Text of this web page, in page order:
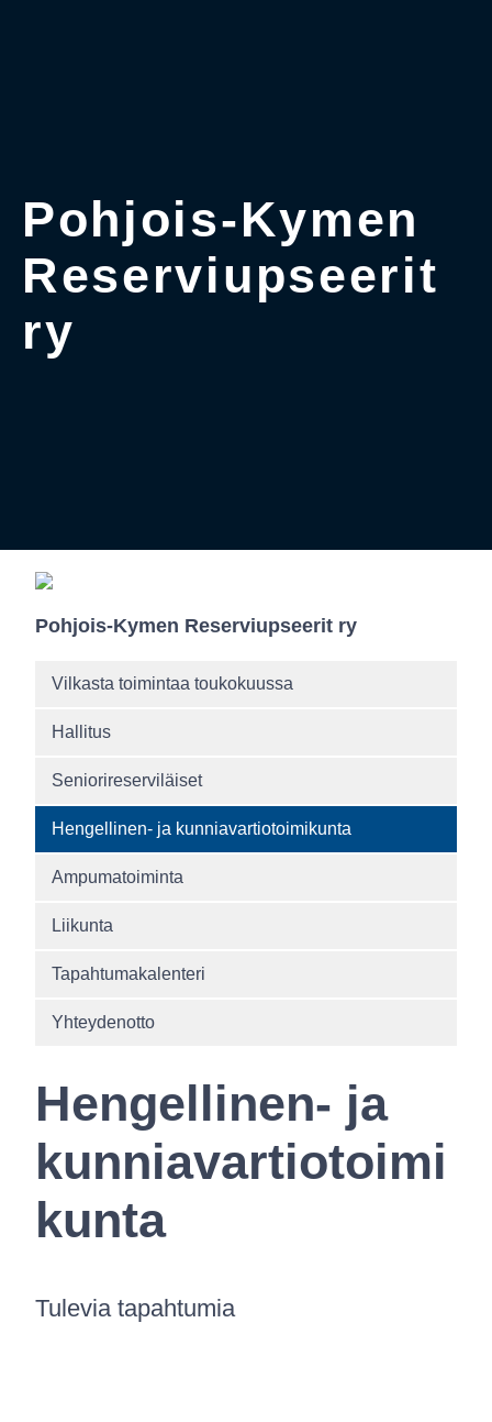
Pohjois-Kymen
Reserviupseerit
ry
Pohjois-Kymen Reserviupseerit ry
Vilkasta toimintaa toukokuussa
Hallitus
Seniorireserviläiset
Hengellinen- ja kunniavartiotoimikunta
Ampumatoiminta
Liikunta
Tapahtumakalenteri
Yhteydenotto
Hengellinen- ja
kunniavartiotoimi
kunta
Tulevia tapahtumia